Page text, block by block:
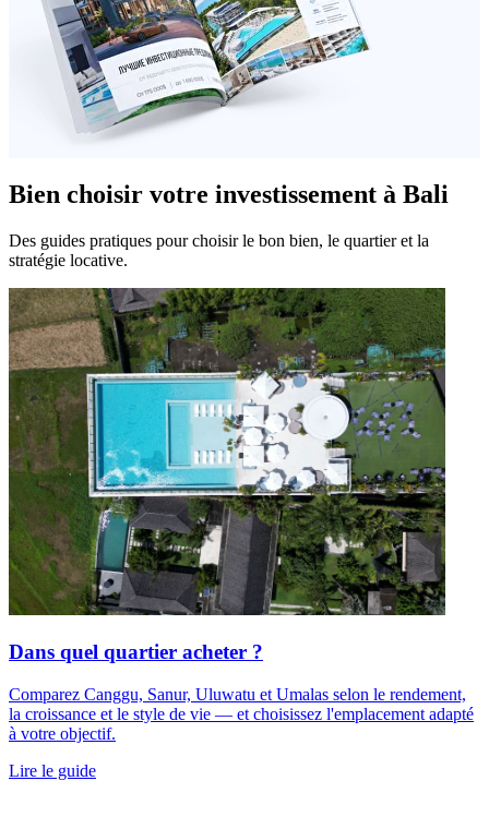
Bien choisir votre investissement à Bali
Des guides pratiques pour choisir le bon bien, le quartier et la
stratégie locative.
Dans quel quartier acheter ?
Comparez Canggu, Sanur, Uluwatu et Umalas selon le rendement,
la croissance et le style de vie — et choisissez l'emplacement adapté
à votre objectif.
Lire le guide